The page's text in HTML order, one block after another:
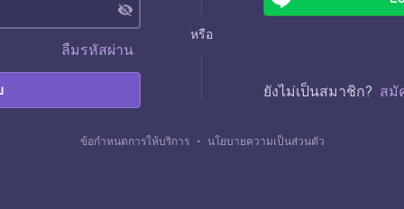
visibility_off
ลืมรหัสผ่าน
หรือ
ยังไม่เป็นสมาชิก? สมั
ข้อกำหนดการให้บริการ ・ นโยบายความเป็นส่วนตัว